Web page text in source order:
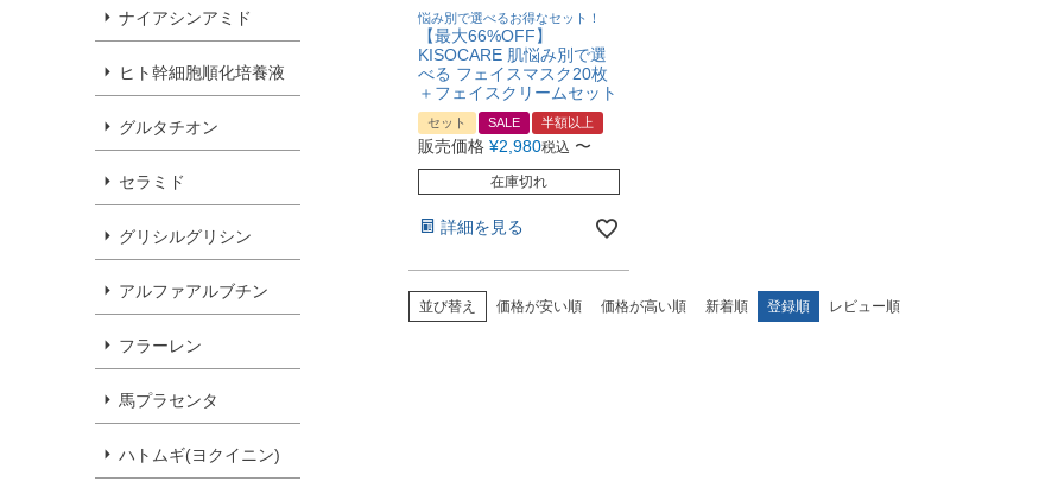
ナイアシンアミド
ヒト幹細胞順化培養液
グルタチオン
セラミド
グリシルグリシン
アルファアルブチン
フラーレン
馬プラセンタ
ハトムギ(ヨクイニン)
悩み別で選べるお得なセット！
【最大66%OFF】
KISOCARE 肌悩み別で選
べる フェイスマスク20枚
＋フェイスクリームセット
セット SALE 半額以上
販売価格 ¥2,980税込 〜
在庫切れ
詳細を見る
並び替え 価格が安い順 価格が高い順 新着順 登録順 レビュー順